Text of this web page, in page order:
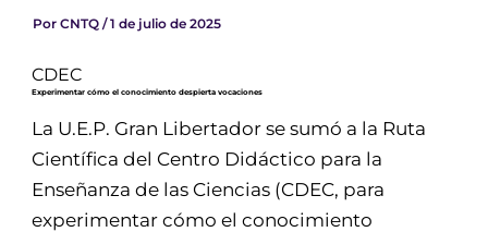
Por CNTQ /1 de julio de 2025
CDEC
Experimentar cómo el conocimiento despierta vocaciones
La U.E.P. Gran Libertador se sumó a la Ruta
Científica del Centro Didáctico para la
Enseñanza de las Ciencias (CDEC, para
experimentar cómo el conocimiento